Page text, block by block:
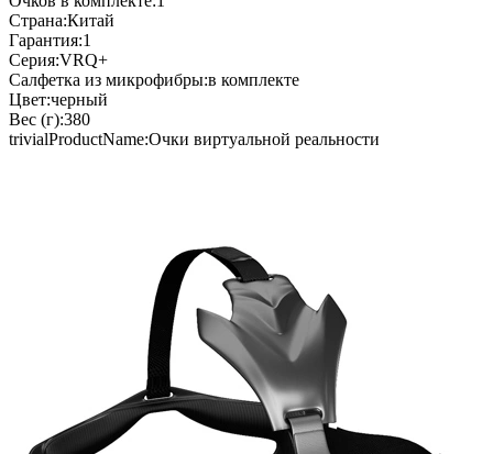
Страна:Китай
Гарантия:1
Серия:VRQ+
Салфетка из микрофибры:в комплекте
Цвет:черный
Вес (г):380
trivialProductName:Очки виртуальной реальности